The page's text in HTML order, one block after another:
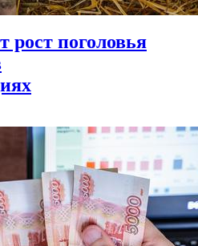
рост поголовья